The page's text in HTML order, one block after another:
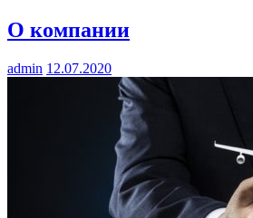
О компании
admin 12.07.2020